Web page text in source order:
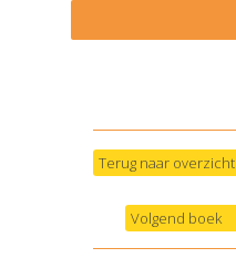
Terug naar overzicht
Volgend boek